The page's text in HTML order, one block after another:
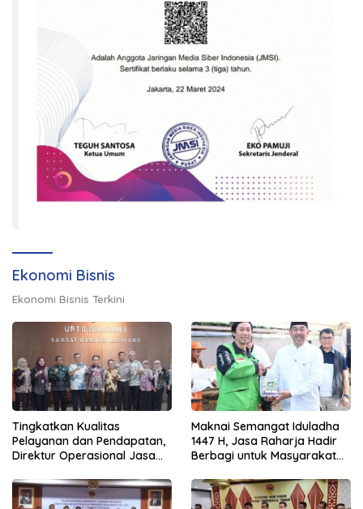
Ekonomi Bisnis
Ekonomi Bisnis Terkini
Tingkatkan Kualitas
Pelayanan dan Pendapatan,
Direktur Operasional Jasa
di Lampung dan Tinjau
Samsat Rajabasa
Maknai Semangat Iduladha
1447 H, Jasa Raharja Hadir
Berbagi untuk Masyarakat
Daging Kurban